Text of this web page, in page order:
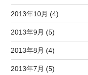
2013年10月 (4)
2013年9月 (5)
2013年8月 (4)
2013年7月 (5)